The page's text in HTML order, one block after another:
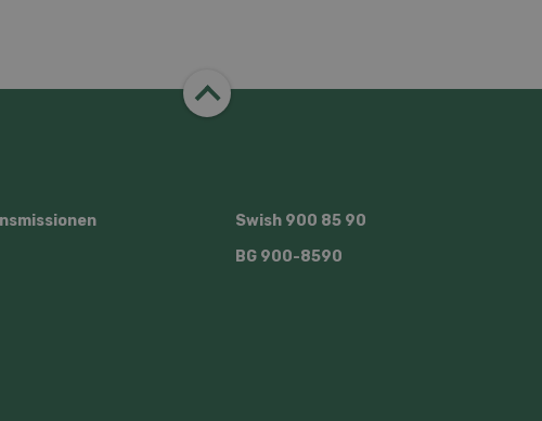
Swish900 85 90
BG900-8590